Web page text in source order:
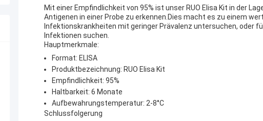
Mit einer Empfindlichkeit von 95% ist unser RUO Elisa Kit in der
Antigenen in einer Probe zu erkennen.Dies macht es zu einem
Infektionskrankheiten mit geringer Prävalenz untersuchen, oder
Infektionen suchen.
Hauptmerkmale:
Format: ELISA
Produktbezeichnung: RUO Elisa Kit
Empfindlichkeit: 95%
Haltbarkeit: 6 Monate
Aufbewahrungstemperatur: 2-8°C
Schlussfolgerung